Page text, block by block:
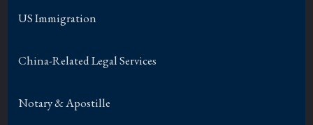
US Immigration
China-Related Legal Services
Notary & Apostille